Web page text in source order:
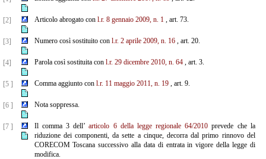
[2] Articolo abrogato con l.r. 8 gennaio 2009, n. 1, art. 73.
[3] Numero così sostituito con l.r. 2 aprile 2009, n. 16, art. 20.
[4] Parola così sostituita con l.r. 29 dicembre 2010, n. 64, art. 3.
[5 ] Comma aggiunto con l.r. 11 maggio 2011, n. 19, art. 9.
[6 ] Nota soppressa.
[7 ] Il comma 3 dell’articolo 6 della legge regionale 64/2010 prevede che la
riduzione dei componenti, da sette a cinque, decorra dal primo rinnovo del
CORECOM Toscana successivo alla data di entrata in vigore della legge di
modifica.